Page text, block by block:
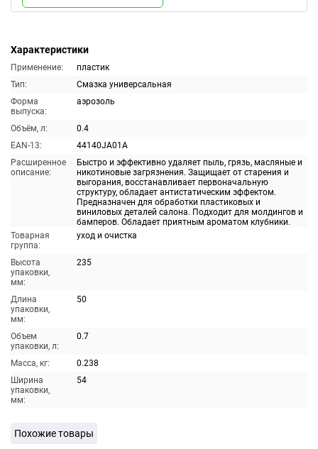
Характеристики
Применение:
пластик
Тип:
Смазка универсальная
Форма
выпуска:
аэрозоль
Объём, л:
0.4
EAN-13:
44140JA01A
Расширенное
описание:
Быстро и эффективно удаляет пыль, грязь, масляные и
никотиновые загрязнения. Защищает от старения и
выгорания, восстанавливает первоначальную
структуру, обладает антистатическим эффектом.
Предназначен для обработки пластиковых и
виниловых деталей салона. Подходит для молдингов и
бамперов. Обладает приятным ароматом клубники.
Товарная
группа:
уход и очистка
Высота
упаковки,
мм:
235
Длина
упаковки,
мм:
50
Объем
упаковки, л:
0.7
Масса, кг:
0.238
Ширина
упаковки,
мм:
54
Похожие товары